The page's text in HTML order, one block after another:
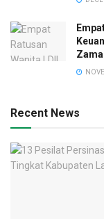
Recent News